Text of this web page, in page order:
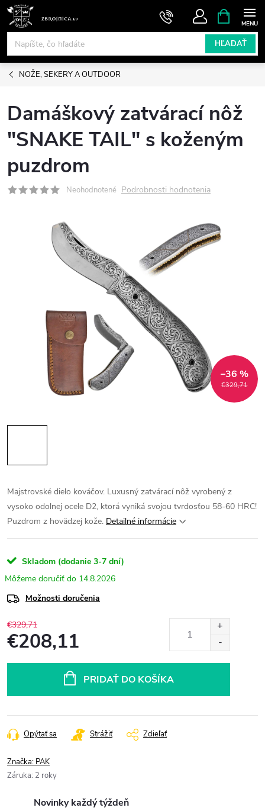
Prejsť
obsah
HĽADAŤ
KOŠÍK
NOŽE, SEKERY A OUTDOOR
Damáškový zatvárací nôž
"SNAKE TAIL" s koženým
puzdrom
Neohodnotené Podrobnosti hodnotenia
€329,71
–36 %
Majstrovské dielo kováčov. Luxusný zatvárací nôž vyrobený z
vysoko odolnej ocele D2, ktorá vyniká svojou tvrdosťou 58-60 HRC!
Puzdrom z hovädzej kože. Detailné informácie
Skladom (dodanie 3-7 dní)
14.8.2026
Možnosti doručenia
€329,71
€208,11
PRIDAŤ DO KOŠÍKA
Opýtať sa Strážiť Zdieľať
Značka: PAK
Záruka: 2 roky
Novinky každý týždeň